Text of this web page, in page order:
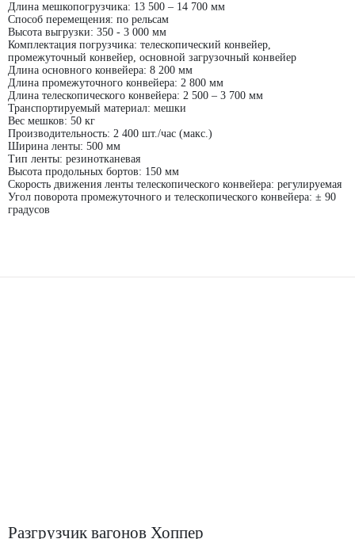
Длина мешкопогрузчика: 13 500 – 14 700 мм
Способ перемещения: по рельсам
Высота выгрузки: 350 - 3 000 мм
Комплектация погрузчика: телескопический конвейер,
промежуточный конвейер, основной загрузочный конвейер
Длина основного конвейера: 8 200 мм
Длина промежуточного конвейера: 2 800 мм
Длина телескопического конвейера: 2 500 – 3 700 мм
Транспортируемый материал: мешки
Вес мешков: 50 кг
Производительность: 2 400 шт./час (макс.)
Ширина ленты: 500 мм
Тип ленты: резинотканевая
Высота продольных бортов: 150 мм
Скорость движения ленты телескопического конвейера: регулируемая
Угол поворота промежуточного и телескопического конвейера: ± 90
градусов
Разгрузчик вагонов Хоппер